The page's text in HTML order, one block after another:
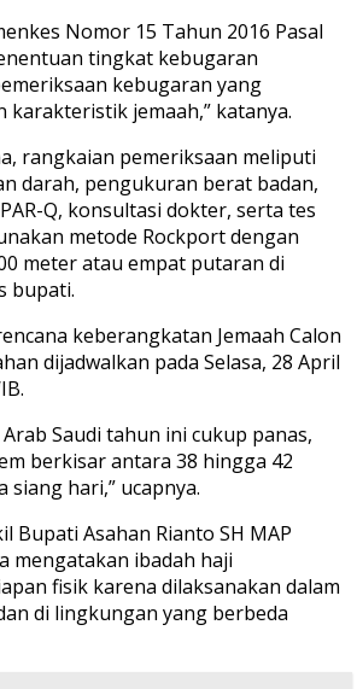
Nomor 15 Tahun 2016 Pasal
tingkat kebugaran
kebugaran yang
karakteristik jemaah,” katanya.
rangkaian pemeriksaan meliputi
darah, pengukuran berat badan,
Q, konsultasi dokter, serta tes
metode Rockport dengan
meter atau empat putaran di
bupati.
keberangkatan Jemaah Calon
dijadwalkan pada Selasa, 28 April
Saudi tahun ini cukup panas,
berkisar antara 38 hingga 42
siang hari,” ucapnya.
Bupati Asahan Rianto SH MAP
mengatakan ibadah haji
fisik karena dilaksanakan dalam
di lingkungan yang berbeda